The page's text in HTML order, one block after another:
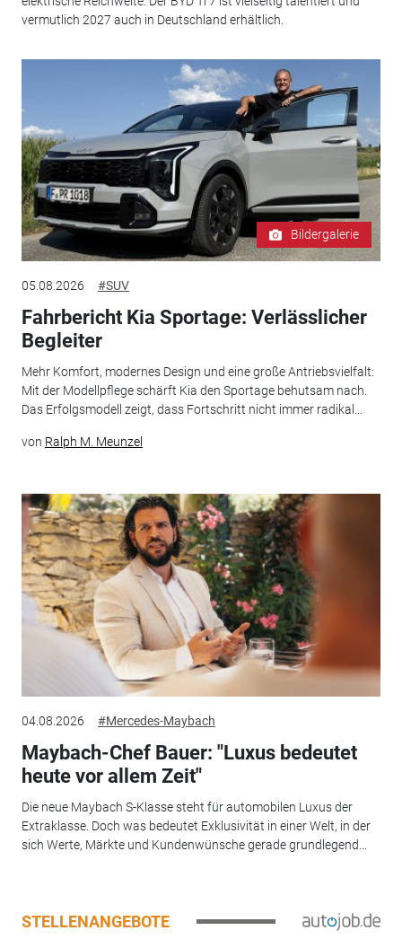
vermutlich 2027 auch in Deutschland erhältlich.
Bildergalerie
05.08.2026 #SUV
Fahrbericht Kia Sportage: Verlässlicher
Begleiter
Mehr Komfort, modernes Design und eine große Antriebsvielfalt:
Mit der Modellpflege schärft Kia den Sportage behutsam nach.
Das Erfolgsmodell zeigt, dass Fortschritt nicht immer radikal...
von Ralph M. Meunzel
04.08.2026 #Mercedes-Maybach
Maybach-Chef Bauer: "Luxus bedeutet
heute vor allem Zeit"
Die neue Maybach S-Klasse steht für automobilen Luxus der
Extraklasse. Doch was bedeutet Exklusivität in einer Welt, in der
sich Werte, Märkte und Kundenwünsche gerade grundlegend...
STELLENANGEBOTE